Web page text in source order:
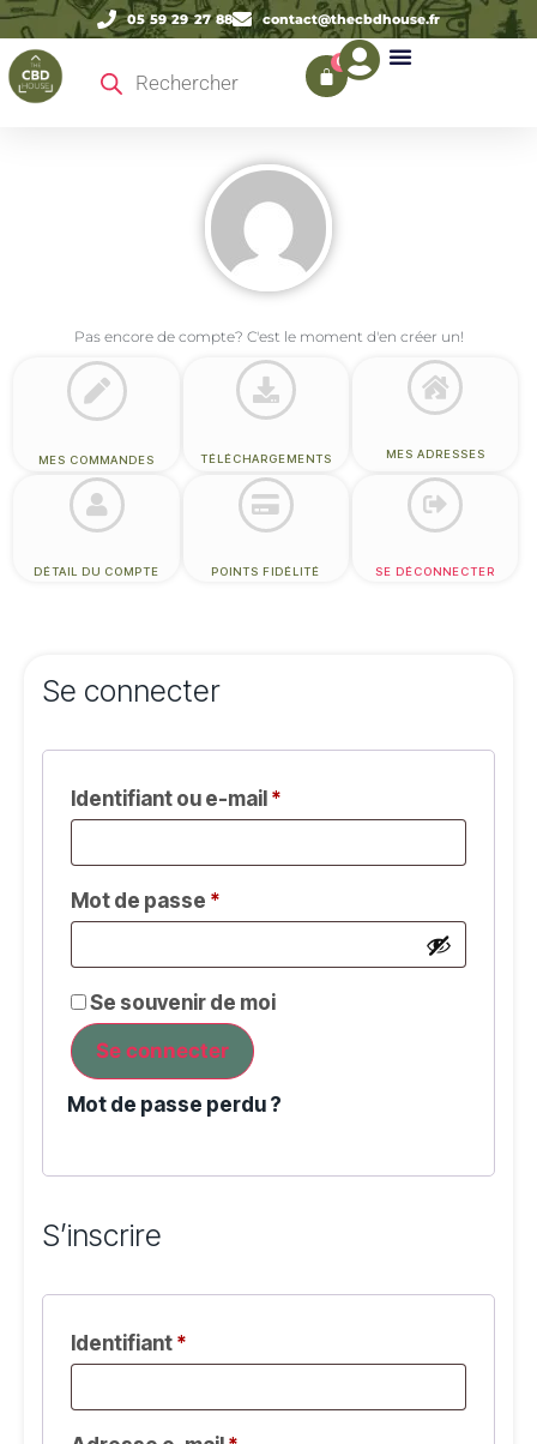
05 59 29 27 88 contact@thecbdhouse.fr
0
Pas encore de compte? C'est le moment d'en créer un!
MES COMMANDES TÉLÉCHARGEMENTS MES ADRESSES
DÉTAIL DU COMPTE POINTS FIDÉLITÉ SE DÉCONNECTER
Se connecter
Identifiant ou e-mail *
Mot de passe *
Se souvenir de moi
Se connecter
Mot de passe perdu ?
S’inscrire
Identifiant *